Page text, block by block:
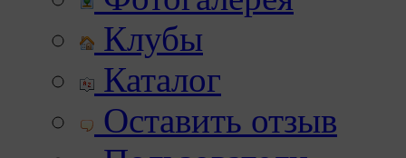
Клубы
Каталог
Оставить отзыв